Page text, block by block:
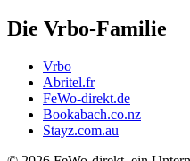
Die Vrbo-Familie
Vrbo
Abritel.fr
FeWo-direkt.de
Bookabach.co.nz
Stayz.com.au